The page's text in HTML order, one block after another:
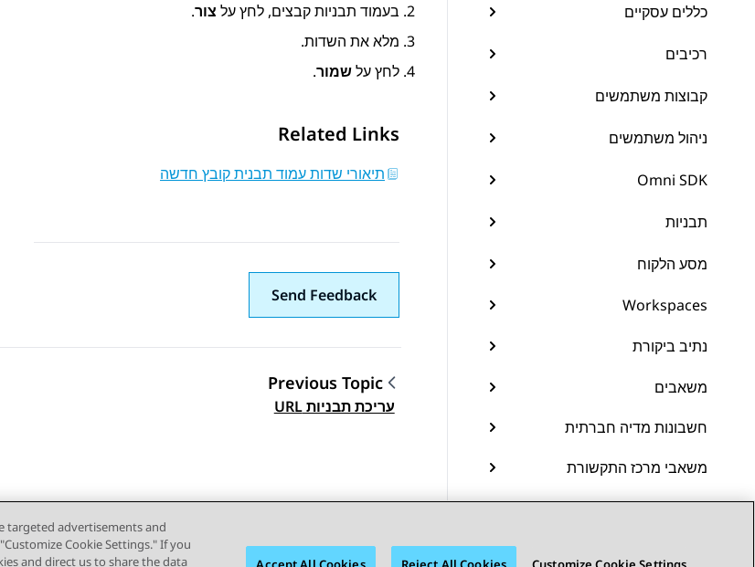
כללים עסקיים
רכיבים
קבוצות משתמשים
ניהול משתמשים
Omni SDK
תבניות
מסע הלקוח
Workspaces
נתיב ביקורת
משאבים
חשבונות מדיה חברתית
משאבי מרכז התקשורת
קביעת תצורה של תכונה
בעמוד תבניות קבצים, לחץ על צור.
מלא את השדות.
לחץ עלשמור.
Related Links
תיאורי שדות עמוד תבנית קובץ חדשה
Send Feedback
Topic navigation
Previous Topic
עריכת תבניות URL
targeted advertisements and
Cookie Settings." If you
and direct us to share the data